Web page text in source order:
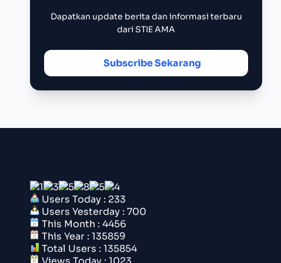
Dapatkan update berita dan informasi terbaru
dari STIE AMA
Subscribe Sekarang
Users Today : 233
Users Yesterday : 700
This Month : 4456
This Year : 135859
Total Users : 135854